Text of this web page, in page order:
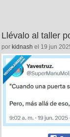
Llévalo al taller
por kidnash el 19 jun